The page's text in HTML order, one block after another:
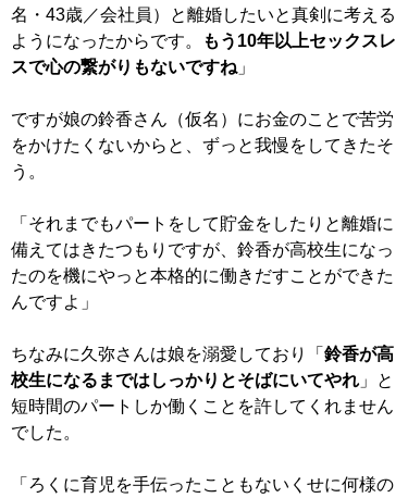
名・43歳／会社員）と離婚したいと真剣に考える
ようになったからです。
もう10年以上セックスレ
スで心の繋がりもないですね 」
ですが娘の鈴香さん（仮名）にお金のことで苦労
をかけたくないからと、ずっと我慢をしてきたそ
う。
「それまでもパートをして貯金をしたりと離婚に
備えてはきたつもりですが、鈴香が高校生になっ
たのを機にやっと本格的に働きだすことができた
んですよ」
ちなみに久弥さんは娘を溺愛しており「 鈴香が高
校生になるまではしっかりとそばにいてやれ 」と
短時間のパートしか働くことを許してくれません
でした。
「ろくに育児を手伝ったこともないくせに何様の